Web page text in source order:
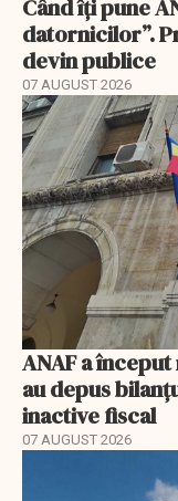
Când îți pune
datornicilor”.
devin publice
07 AUGUST 2026
ANAF a
au depus
inactive fiscal
07 AUGUST 2026